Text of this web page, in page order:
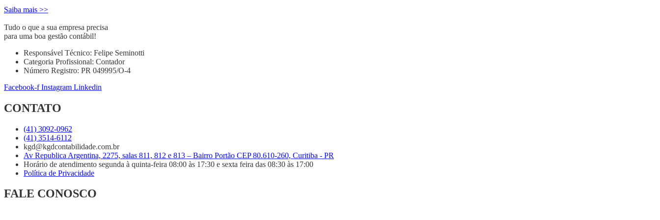
Saiba mais >>
Tudo o que a sua empresa precisa
para uma boa gestão contábil!
Responsável Técnico: Felipe Seminotti
Categoria Profissional: Contador
Número Registro: PR 049995/O-4
Facebook-f Instagram Linkedin
CONTATO
(41) 3092-0962
(41) 3514-6112
kgd@kgdcontabilidade.com.br
Av Republica Argentina, 2275, salas 811, 812 e 813 – Bairro Portão CEP 80.610-260, Curitiba - PR
Horário de atendimento segunda à quinta-feira 08:00 às 17:30 e sexta feira das 08:30 às 17:00
Política de Privacidade
FALE CONOSCO